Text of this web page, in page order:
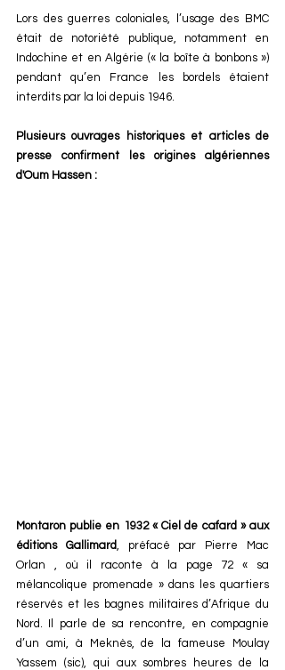
Lors des guerres coloniales, l’usage des BMC
était de notoriété publique, notamment en
Indochine et en Algérie (« la boîte à bonbons »)
pendant qu’en France les bordels étaient
interdits par la loi depuis 1946.
Plusieurs ouvrages historiques et articles de
presse confirment les origines algériennes
d'Oum Hassen :
Montaron publie en 1932 « Ciel de cafard » aux
éditions Gallimard, préfacé par Pierre Mac
Orlan , où il raconte à la page 72 « sa
mélancolique promenade » dans les quartiers
réservés et les bagnes militaires d’Afrique du
Nord. Il parle de sa rencontre, en compagnie
d’un ami, à Meknès, de la fameuse Moulay
Yassem (sic), qui aux sombres heures de la